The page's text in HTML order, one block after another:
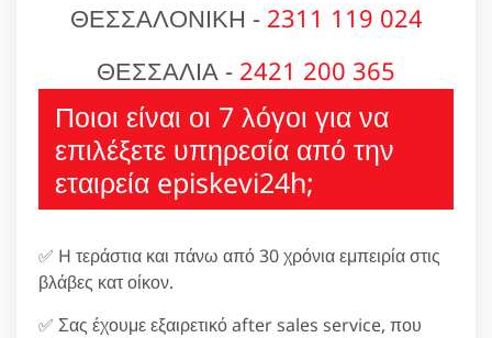
ΘΕΣΣΑΛΟΝΙΚΗ - 2311 119 024
ΘΕΣΣΑΛΙΑ - 2421 200 365
Ποιοι είναι οι 7 λόγοι για να
επιλέξετε υπηρεσία από την
εταιρεία episkevi24h;
✅ H τεράστια και πάνω από 30 χρόνια εμπειρία στις
βλάβες κατ οίκον.
✅ Σας έχουμε εξαιρετικό after sales service, που